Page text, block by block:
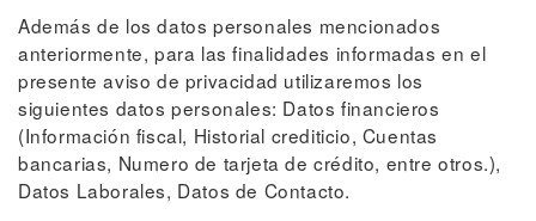
Además de los datos personales mencionados
anteriormente, para las finalidades informadas en el
presente aviso de privacidad utilizaremos los
siguientes datos personales: Datos financieros
(Información fiscal, Historial crediticio, Cuentas
bancarias, Numero de tarjeta de crédito, entre otros.),
Datos Laborales, Datos de Contacto.